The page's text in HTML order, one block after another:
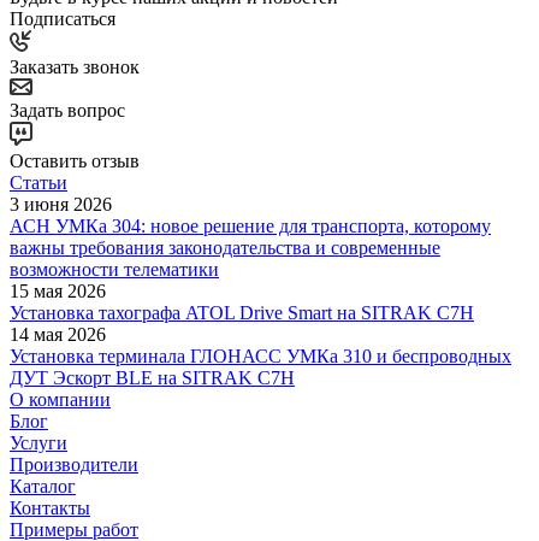
Подписаться
Заказать звонок
Задать вопрос
Оставить отзыв
Статьи
3 июня 2026
АСН УМКа 304: новое решение для транспорта, которому
важны требования законодательства и современные
возможности телематики
15 мая 2026
Установка тахографа ATOL Drive Smart на SITRAK C7H
14 мая 2026
Установка терминала ГЛОНАСС УМКа 310 и беспроводных
ДУТ Эскорт BLE на SITRAK C7H
О компании
Блог
Услуги
Производители
Каталог
Контакты
Примеры работ